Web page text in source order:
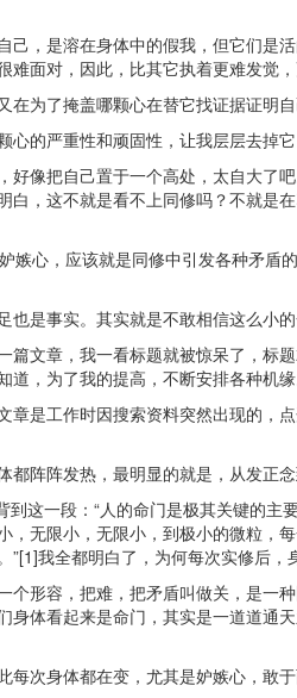
，是溶在身体中的假我，但它们
面对，因此，比其它执着更难发觉
为了掩盖哪颗心在替它找证据证明
的严重性和顽固性，让我层层去掉它
像把自己置于一个高处，太自大
，这不就是看不上同修吗？不就
心，应该就是同修中引发各种矛
是事实。其实就是不敢相信这么小
文章，我一看标题就被惊呆了，标
，为了我的提高，不断安排各种机缘
是工作时因搜索资料突然出现的
阵阵发热，最明显的就是，从发正
这一段：“人的命门是极其关键的
无限小，无限小，到极小的微粒
我全都明白了，为何每次实修后，
形容，把难，把矛盾叫做关，是
体看起来是命门，其实是一道道
次身体都在变，尤其是妒嫉心，敢